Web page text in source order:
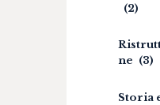
(2)
ne (3)
Storia